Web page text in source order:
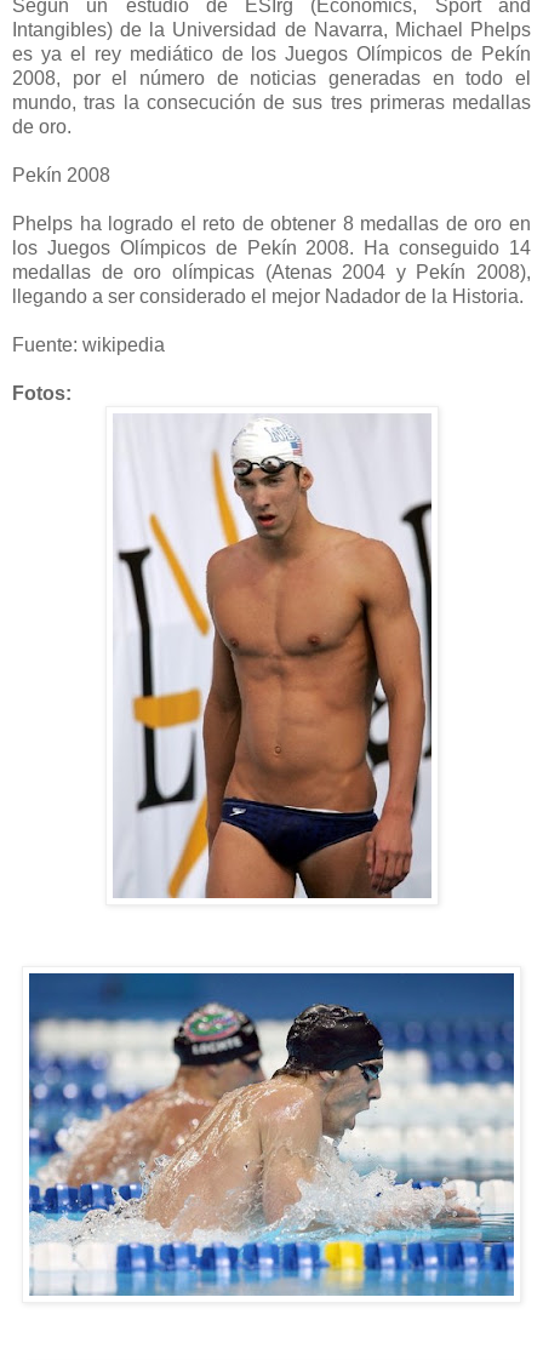
Según un estudio de ESIrg (Economics, Sport and
Intangibles) de la Universidad de Navarra, Michael Phelps
es ya el rey mediático de los Juegos Olímpicos de Pekín
2008, por el número de noticias generadas en todo el
mundo, tras la consecución de sus tres primeras medallas
de oro.
Pekín 2008
Phelps ha logrado el reto de obtener 8 medallas de oro en
los Juegos Olímpicos de Pekín 2008. Ha conseguido 14
medallas de oro olímpicas (Atenas 2004 y Pekín 2008),
llegando a ser considerado el mejor Nadador de la Historia.
Fuente: wikipedia
Fotos: